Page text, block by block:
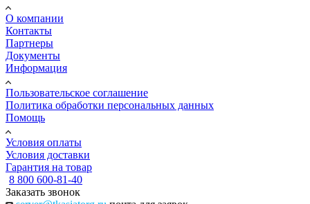
О компании
Контакты
Партнеры
Документы
Информация
Пользовательское соглашение
Политика обработки персональных данных
Помощь
Условия оплаты
Условия доставки
Гарантия на товар
8 800 600-81-40
Заказать звонок